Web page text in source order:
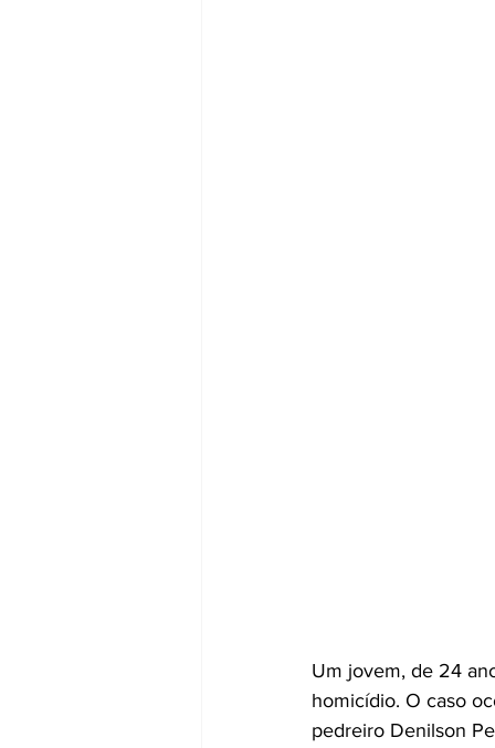
Um jovem, de 24
homicídio. O caso
pedreiro Denilson